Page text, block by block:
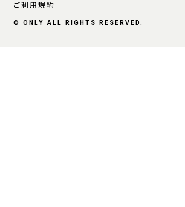
ご利用規約
© ONLY ALL RIGHTS RESERVED.